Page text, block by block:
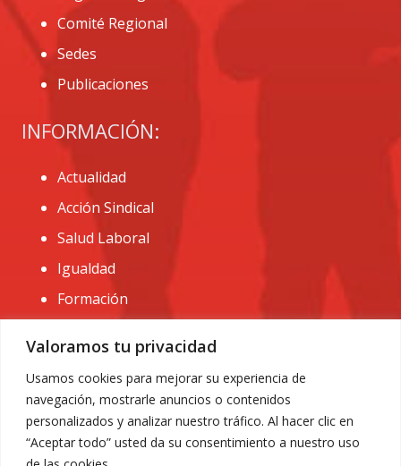
Valoramos tu privacidad
Usamos cookies para mejorar su experiencia de
navegación, mostrarle anuncios o contenidos
personalizados y analizar nuestro tráfico. Al hacer clic en
“Aceptar todo” usted da su consentimiento a nuestro uso
Comité Regional
Sedes
Publicaciones
INFORMACIÓN:
Actualidad
Acción Sindical
Salud Laboral
Igualdad
Formación
CONTACTO:
administracion@usomurcia.org
968 25 01 20
C/ Huerto de las bombas nº6. 30009 Murcia